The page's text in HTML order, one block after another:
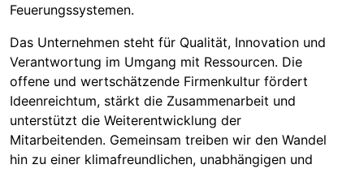
Feuerungssystemen.
Das Unternehmen steht für Qualität, Innovation und
Verantwortung im Umgang mit Ressourcen. Die
offene und wertschätzende Firmenkultur fördert
Ideenreichtum, stärkt die Zusammenarbeit und
unterstützt die Weiterentwicklung der
Mitarbeitenden. Gemeinsam treiben wir den Wandel
hin zu einer klimafreundlichen, unabhängigen und